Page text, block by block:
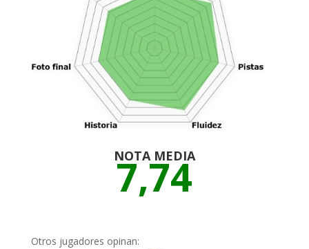
NOTA MEDIA
7,74
Otros jugadores opinan: